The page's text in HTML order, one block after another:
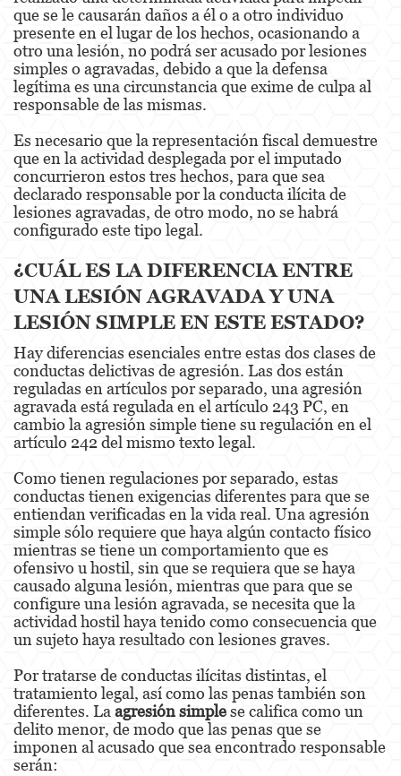
Venganza con Pornografía
Violación de una Orden de Restricción
Juvenile
Juvenile Three Strikes Law
Assault and Battery
Assault
Assault With Caustic Chemicals or Flammable
Substances
Assault With A Deadly Weapon
Battery
Battery on a Peace Officer
Battery Or Corporal Injury On A Spouse
Assault On A Public Official
Domestic Violence
Child Abuse
Child Abduction
Child Endangerment
Child Neglect
Corporal Injury
que se le causarán daños a él o a otro individuo
presente en el lugar de los hechos, ocasionando a
otro una lesión, no podrá ser acusado por lesiones
simples o agravadas, debido a que la defensa
legítima es una circunstancia que exime de culpa al
responsable de las mismas.
Es necesario que la representación fiscal demuestre
que en la actividad desplegada por el imputado
concurrieron estos tres hechos, para que sea
declarado responsable por la conducta ilícita de
lesiones agravadas, de otro modo, no se habrá
configurado este tipo legal.
¿CUÁL ES LA DIFERENCIA ENTRE
UNA LESIÓN AGRAVADA Y UNA
LESIÓN SIMPLE EN ESTE ESTADO?
Hay diferencias esenciales entre estas dos clases de
conductas delictivas de agresión. Las dos están
reguladas en artículos por separado, una agresión
agravada está regulada en el artículo 243 PC, en
cambio la agresión simple tiene su regulación en el
artículo 242 del mismo texto legal.
Como tienen regulaciones por separado, estas
conductas tienen exigencias diferentes para que se
entiendan verificadas en la vida real. Una agresión
simple sólo requiere que haya algún contacto físico
mientras se tiene un comportamiento que es
ofensivo u hostil, sin que se requiera que se haya
causado alguna lesión, mientras que para que se
configure una lesión agravada, se necesita que la
actividad hostil haya tenido como consecuencia que
un sujeto haya resultado con lesiones graves.
Por tratarse de conductas ilícitas distintas, el
tratamiento legal, así como las penas también son
diferentes. La agresión simplese califica como un
delito menor, de modo que las penas que se
imponen al acusado que sea encontrado responsable
serán: